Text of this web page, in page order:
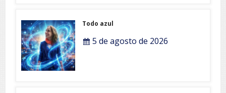
Todo azul
5 de agosto de 2026